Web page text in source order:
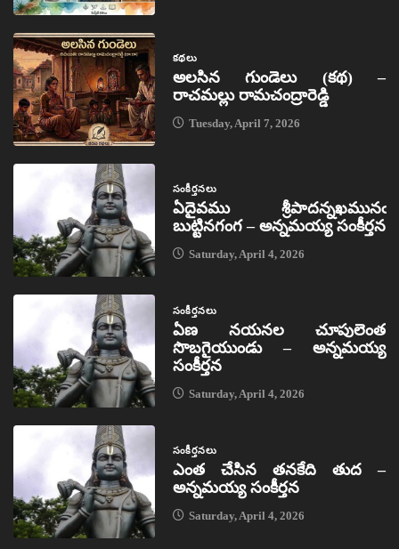
కథలు
అలసిన గుండెలు (కథ) –
రాచమల్లు రామచంద్రారెడ్డి
Tuesday, April 7, 2026
సంకీర్తనలు
ఏదైవము శ్రీపాదన్నఖమునఁ
బుట్టినగంగ – అన్నమయ్య సంకీర్తన
Saturday, April 4, 2026
సంకీర్తనలు
ఏణ నయనల చూపులెంత
సొబగైయుండు – అన్నమయ్య
సంకీర్తన
Saturday, April 4, 2026
సంకీర్తనలు
ఎంత చేసిన తనకేది తుద –
అన్నమయ్య సంకీర్తన
Saturday, April 4, 2026